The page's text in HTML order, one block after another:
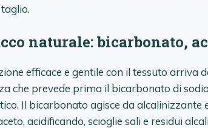
naturale: bicarbonato,
efficace e gentile con il tessuto arriva
che prevede prima il bicarbonato di
Il bicarbonato agisce da alcalinizzante
acidificando, scioglie sali e residui